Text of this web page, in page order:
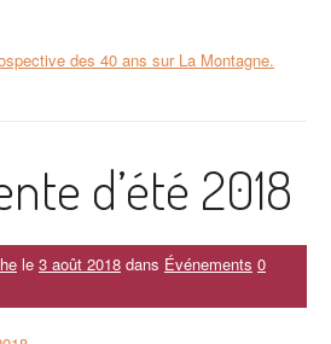
des 40 ans sur La Montagne.
d’été 2018
le 3 août 2018 dans Événements 0